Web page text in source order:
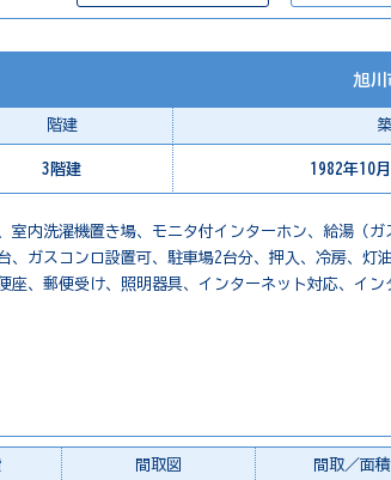
旭川
階建
3階建 1982年10
室内洗濯機置き場、モニタ付インターホン、給湯（ガ
、ガスコンロ設置可、駐車場2台分、押入、冷房、灯
座、郵便受け、照明器具、インターネット対応、イン
間取図 間取／面積